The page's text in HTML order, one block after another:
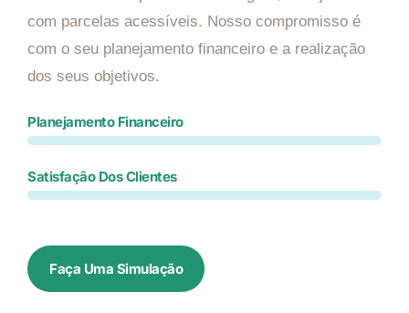
com parcelas acessíveis. Nosso compromisso é
com o seu planejamento financeiro e a realização
dos seus objetivos.
Planejamento Financeiro
Satisfação Dos Clientes
Faça Uma Simulação